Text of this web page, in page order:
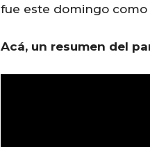
fue este domingo como
Acá, un resumen del